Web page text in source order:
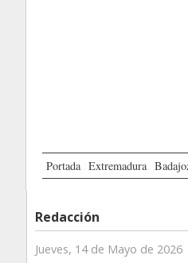
Portada Extremadura
Redacción
Jueves, 14 de Mayo de 2026